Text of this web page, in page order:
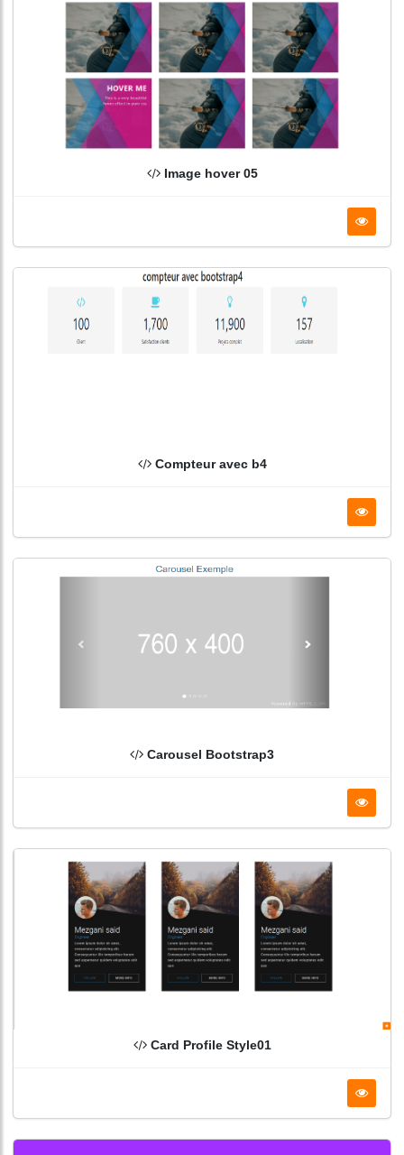
Image hover 05
Compteur avec b4
Carousel Bootstrap3
Card Profile Style01